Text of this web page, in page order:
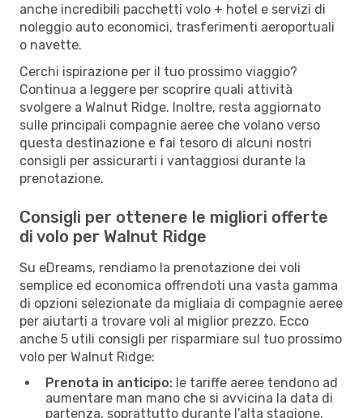
anche incredibili pacchetti volo + hotel e servizi di
noleggio auto economici, trasferimenti aeroportuali
o navette.
Cerchi ispirazione per il tuo prossimo viaggio?
Continua a leggere per scoprire quali attività
svolgere a Walnut Ridge. Inoltre, resta aggiornato
sulle principali compagnie aeree che volano verso
questa destinazione e fai tesoro di alcuni nostri
consigli per assicurarti i vantaggiosi durante la
prenotazione.
Consigli per ottenere le migliori offerte
di volo per Walnut Ridge
Su eDreams, rendiamo la prenotazione dei voli
semplice ed economica offrendoti una vasta gamma
di opzioni selezionate da migliaia di compagnie aeree
per aiutarti a trovare voli al miglior prezzo. Ecco
anche 5 utili consigli per risparmiare sul tuo prossimo
volo per Walnut Ridge:
Prenota in anticipo: le tariffe aeree tendono ad
aumentare man mano che si avvicina la data di
partenza, soprattutto durante l’alta stagione.